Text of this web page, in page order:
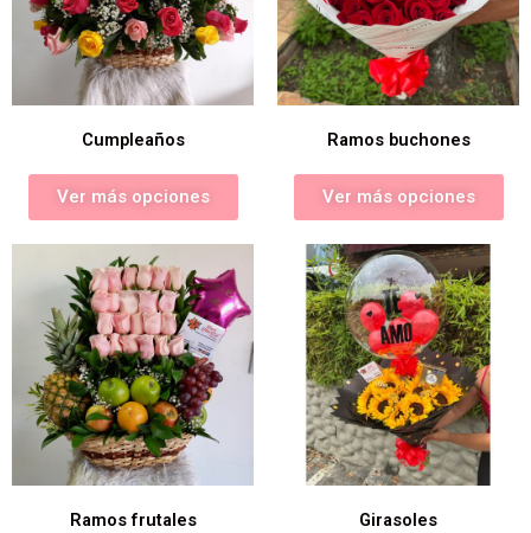
Cumpleaños
Ver más opciones
Ramos buchones
Ver más opciones
Ramos frutales Girasoles